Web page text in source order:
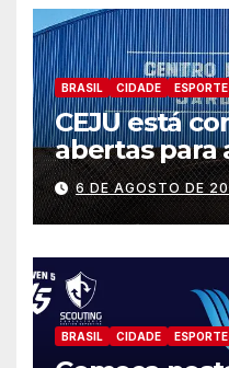
BRASIL CIDADE
CEJU está
abertas para
gratuitas
6 DE AGOSTO DE
BRASIL CIDADE